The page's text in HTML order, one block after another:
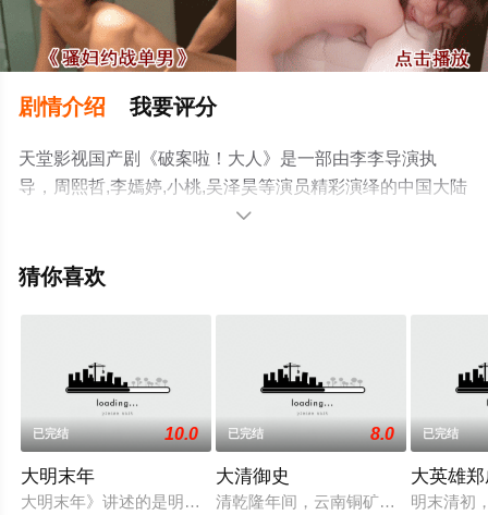
剧情介绍 我要评分
天堂影视国产剧《破案啦！大人》是一部由李李导演执
导，周熙哲,李嫣婷,小桃,吴泽昊等演员精彩演绎的中国大陆
电视剧，手机免费观看高清未删减完整版电视剧全集就上
或剧情网等平台了解。

猜你喜欢
已完结 10.0
大明末年
大明末年》讲述的是明朝天启年间，熹宗皇帝朱由校荒于朝政
已完结 8.0
大清御史
清乾隆年间，云南铜矿发生了一起惊
已完结
大英雄
明末清初